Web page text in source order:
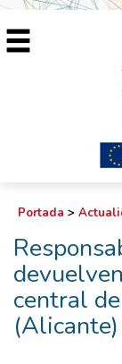
Portada >
central
(Alicante)